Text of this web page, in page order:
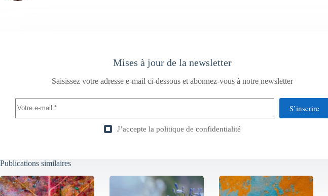
Mises à jour de la newsletter
Saisissez votre adresse e-mail ci-dessous et abonnez-vous à notre newsletter
S’inscrire
J’accepte la politique de confidentialité
Publications similaires